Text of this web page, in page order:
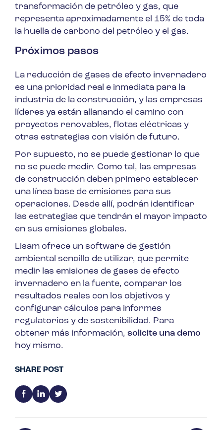
transformación de petróleo y gas, que
representa aproximadamente el 15% de toda
la huella de carbono del petróleo y el gas.
Próximos pasos
La reducción de gases de efecto invernadero
es una prioridad real e inmediata para la
industria de la construcción, y las empresas
líderes ya están allanando el camino con
proyectos renovables, flotas eléctricas y
otras estrategias con visión de futuro.
Por supuesto, no se puede gestionar lo que
no se puede medir. Como tal, las empresas
de construcción deben primero establecer
una línea base de emisiones para sus
operaciones. Desde allí, podrán identificar
las estrategias que tendrán el mayor impacto
en sus emisiones globales.
Lisam ofrece un software de gestión
ambiental sencillo de utilizar, que permite
medir las emisiones de gases de efecto
invernadero en la fuente, comparar los
resultados reales con los objetivos y
configurar cálculos para informes
regulatorios y de sostenibilidad. Para
obtener más información, solicite una demo
hoy mismo.
SHARE POST